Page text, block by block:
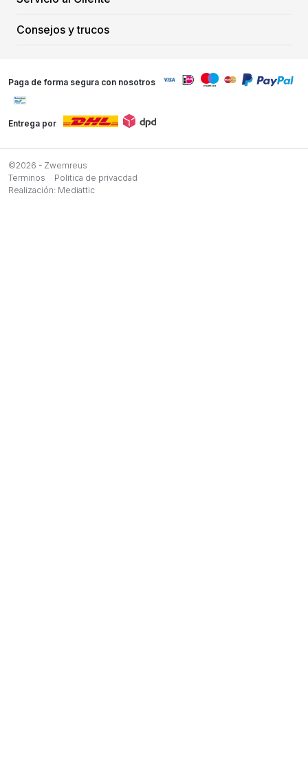
Consejos y trucos
Paga de forma segura con nosotros
Entrega por
©2026 - Zwemreus
Terminos
Politica de privacdad
Realización: Mediattic